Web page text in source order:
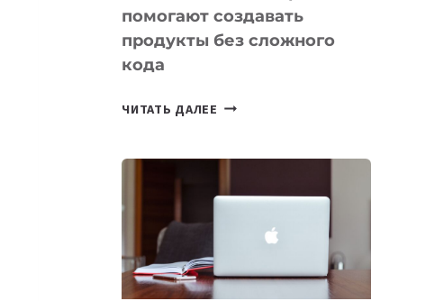
помогают создавать
продукты без сложного
кода
ЧИТАТЬ ДАЛЕЕ 7
КОТОРЫЕ
СОЗДАВАТЬ
БЕЗ